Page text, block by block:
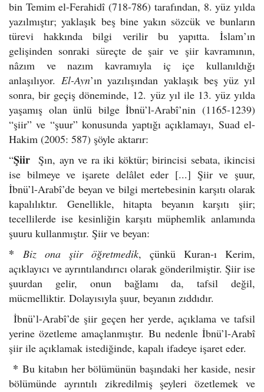
bin Temim el-Ferahidî (718-786) tarafından, 8. yüz yılda
yazılmıştır; yaklaşık beş bine yakın sözcük ve bunların
türevi hakkında bilgi verilir bu yapıtta. İslam’ın
gelişinden sonraki süreçte de şair ve şiir kavramının,
nâzım ve nazım kavramıyla iç içe kullanıldığı
anlaşılıyor.El-Ayn’ın yazılışından yaklaşık beş yüz yıl
sonra, bir geçiş döneminde, 12. yüz yıl ile 13. yüz yılda
yaşamış olan ünlü bilge İbnü’l-Arabî’nin (1165-1239)
“şiir” ve “şuur” konusunda yaptığı açıklamayı, Suad el-
Hakim (2005: 587) şöyle aktarır:
“Şiir Şın, ayn ve ra iki köktür; birincisi sebata, ikincisi
ise bilmeye ve işarete delâlet eder [...] Şiir ve şuur,
İbnü’l-Arabî’de beyan ve bilgi mertebesinin karşıtı olarak
kapalılıktır. Genellikle, hitapta beyanın karşıtı şiir;
tecellilerde ise kesinliğin karşıtı müphemlik anlamında
şuuru kullanmıştır. Şiir ve beyan:
* Biz ona şiir öğretmedik, çünkü Kuran-ı Kerim,
açıklayıcı ve ayrıntılandırıcı olarak gönderilmiştir. Şiir ise
şuurdan gelir, onun bağlamı da, tafsil değil,
mücmelliktir. Dolayısıyla şuur, beyanın zıddıdır.
İbnü’l-Arabî’de şiir geçen her yerde, açıklama ve tafsil
yerine özetleme amaçlanmıştır. Bu nedenle İbnü’l-Arabî
şiir ile açıklamak istediğinde, kapalı ifadeye işaret eder.
* Bu kitabın her bölümünün başındaki her kaside, nesir
bölümünde ayrıntılı zikredilmiş şeyleri özetlemek ve